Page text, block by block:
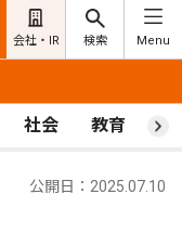
会社・IR 検索 Menu
社会 教育 ス
公開日：2025.07.10